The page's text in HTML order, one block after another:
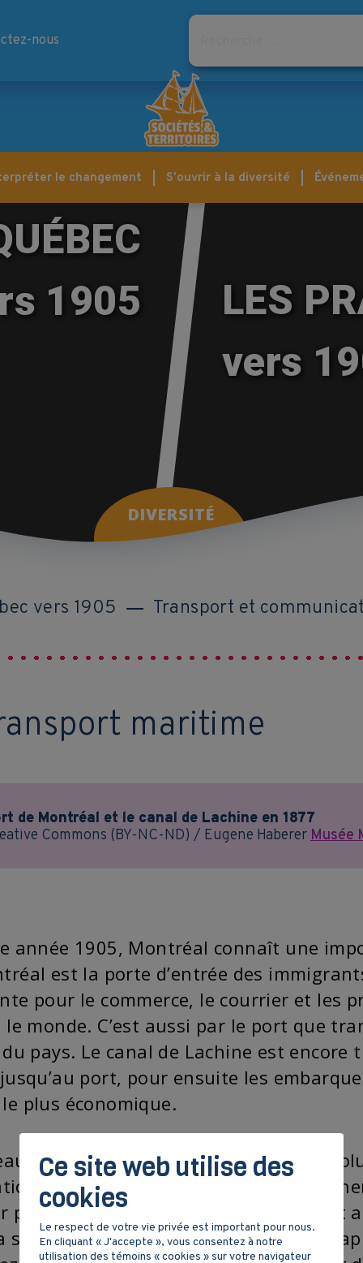
nous
Rechercher
le changement S'ouvrir à la diversité
1905
LES
vers
DIVERSITÉ
vers 1905 Transport et
maritime
de Montréal et le canal de Lachine en 1877
Commons (BY-NC-ND) / Eugene HabererMusée
année 1905, Montréal connaît une
est la porte d’entrée des
pour le commerce, le courrier et les
monde. C’est aussi par le port que
du pays. Le canal de Lachine est
port, pour ensuite les
plus économique.
est un moyen de transport qui a
des bateaux à vapeur permet
plus rapidement. Les immigrants font
sur ce type de bateau qui déjoue les
Ce site web utilise des
cookies
Le respect de votre vie privée est important pour nous.
En cliquant « J'accepte », vous consentez à notre
utilisation des témoins « cookies » sur votre navigateur